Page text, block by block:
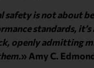
safety is not about
standards,
openly admitting
» Amy C.